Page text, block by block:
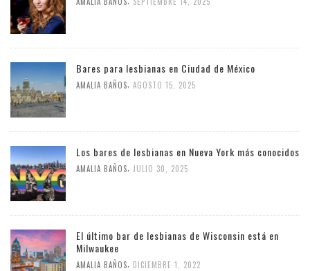
Bares para lesbianas en Ciudad de México
AMALIA BAÑOS AGOSTO 15, 2025
Los bares de lesbianas en Nueva York más conocidos
AMALIA BAÑOS JULIO 30, 2025
El último bar de lesbianas de Wisconsin está en
Milwaukee
AMALIA BAÑOS DICIEMBRE 1, 2022